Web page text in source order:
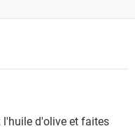
d'olive et faites